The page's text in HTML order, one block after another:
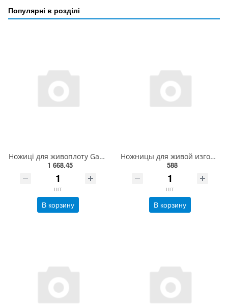
Популярні в розділі
Ножиці для живоплоту Gardena PrecisionCut 12302-20.000.00
1 668.45
шт
В корзину
Ножницы для живой изгороди Gruntek 560 мм. - (Gruntek - 295303560)
588
шт
В корзину